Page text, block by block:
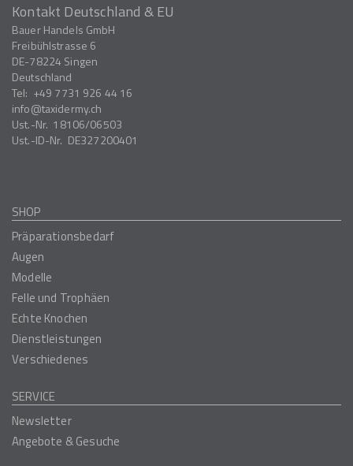
Kontakt Deutschland & EU
Bauer Handels GmbH
Freibühlstrasse 6
DE-78224 Singen
Deutschland
Tel: +49 7731 926 44 16
info
taxidermy.ch
Ust.-Nr. 18106/06503
Ust.-ID-Nr. DE327200401
SHOP
Präparationsbedarf
Augen
Modelle
Felle und Trophäen
Echte Knochen
Dienstleistungen
Verschiedenes
SERVICE
Newsletter
Angebote & Gesuche